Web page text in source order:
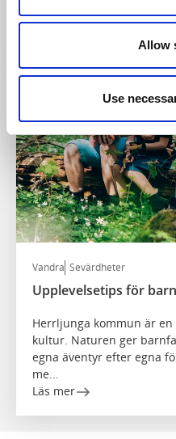
Allow
Use
Upplev fiske i
Vandra Sevärdheter
Upplevelsetips för
Herrljunga kommun är
kultur. Naturen ger
egna äventyr efter egna
me...
Läs mer